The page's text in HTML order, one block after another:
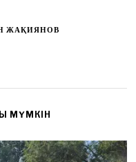
ЖАҚИЯНОВ
МҮМКІН